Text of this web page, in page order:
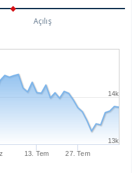
Açılış
13. Tem 27. Tem
13k
14k